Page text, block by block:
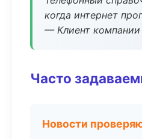
когда интернет
— Клиент компании
Часто
Новости